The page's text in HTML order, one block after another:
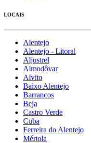
LOCAIS
Alentejo
Alentejo - Litoral
Aljustrel
Almodôvar
Alvito
Baixo Alentejo
Barrancos
Beja
Castro Verde
Cuba
Ferreira do Alentejo
Mértola